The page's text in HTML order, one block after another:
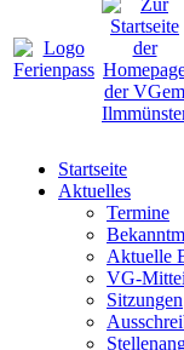
Startseite
Aktuelles
Termine
Aktuelle
VG-
Sitzungen